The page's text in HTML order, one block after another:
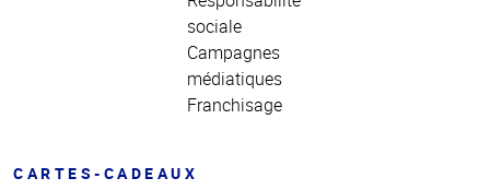
sociale
Campagnes
médiatiques
Franchisage
CARTES-CADEAUX